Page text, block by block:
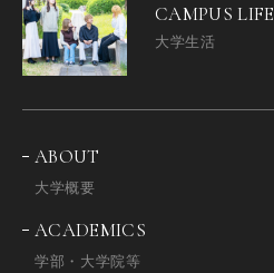
CAMPUS LIFE
大学生活
ABOUT
大学概要
ACADEMICS
学部・大学院等